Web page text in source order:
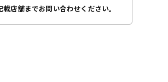
店舗までお問い合わせください。